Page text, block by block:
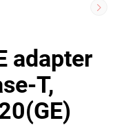
adapter
T,